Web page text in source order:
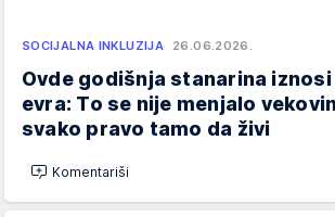
SOCIJALNA INKLUZIJA 26.06.2026.
Ovde godišnja stanarina iznosi
evra: To se nije menjalo
svako pravo tamo da živi
Komentariši